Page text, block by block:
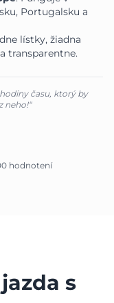
Portugalsku a
lístky, žiadna
transparentne.
času, ktorý by
neho!“
hodnotení
s